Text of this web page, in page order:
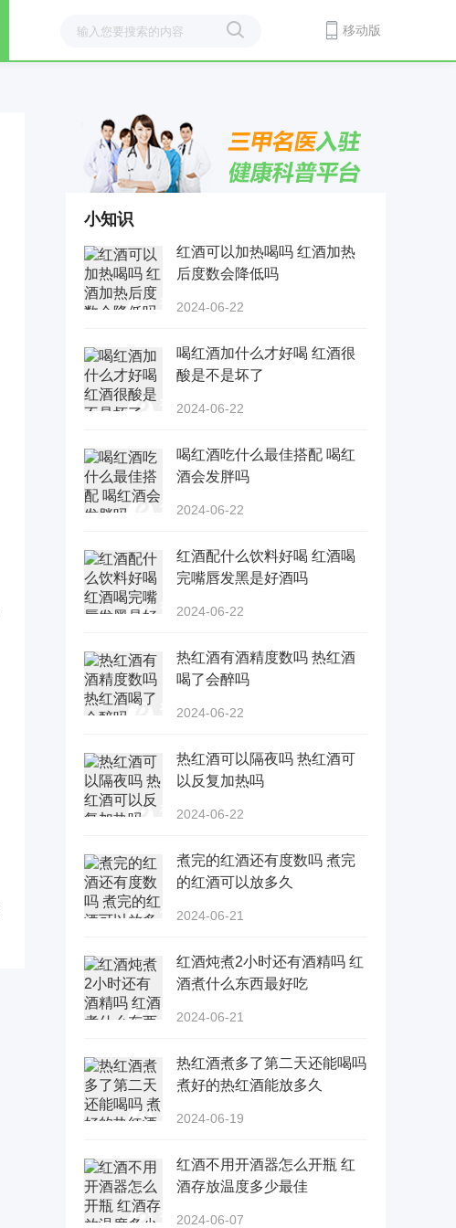
移动版
小知识
红酒可以加热喝吗 红酒加热
后度数会降低吗
2024-06-22
喝红酒加什么才好喝 红酒很
酸是不是坏了
2024-06-22
喝红酒吃什么最佳搭配 喝红
酒会发胖吗
2024-06-22
红酒配什么饮料好喝 红酒喝
完嘴唇发黑是好酒吗
2024-06-22
热红酒有酒精度数吗 热红酒
喝了会醉吗
2024-06-22
热红酒可以隔夜吗 热红酒可
以反复加热吗
2024-06-22
煮完的红酒还有度数吗 煮完
的红酒可以放多久
2024-06-21
红酒炖煮2小时还有酒精吗 红
酒煮什么东西最好吃
2024-06-21
热红酒煮多了第二天还能喝吗
煮好的热红酒能放多久
2024-06-19
红酒不用开酒器怎么开瓶 红
酒存放温度多少最佳
2024-06-07